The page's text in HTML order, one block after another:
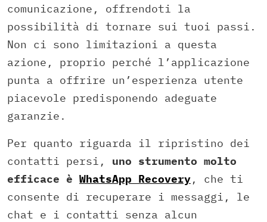
comunicazione, offrendoti la
possibilità di tornare sui tuoi passi.
Non ci sono limitazioni a questa
azione, proprio perché l’applicazione
punta a offrire un’esperienza utente
piacevole predisponendo adeguate
garanzie.
Per quanto riguarda il ripristino dei
contatti persi, uno strumento molto
efficace è WhatsApp Recovery, che ti
consente di recuperare i messaggi, le
chat e i contatti senza alcun